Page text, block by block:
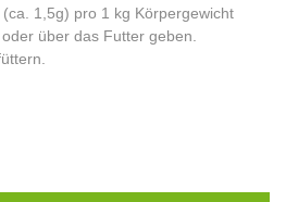
1,5g) pro 1 kg Körpergewicht
über das Futter geben.